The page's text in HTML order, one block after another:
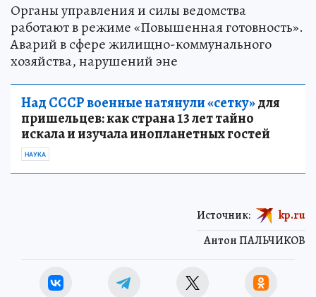
Органы управления и силы ведомства
работают в режиме «Повышенная готовность».
Аварий в сфере жилищно-коммунального
хозяйства, нарушений эне
Над СССР военные натянули «сетку»для
пришельцев: как страна 13 лет тайно
искала и изучала инопланетных гостей
НАУКА
Антон ПАЛЬЧИКОВ
Источник: kp.ru